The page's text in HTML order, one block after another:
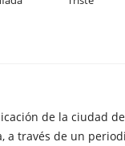
de la ciudad
a través de un